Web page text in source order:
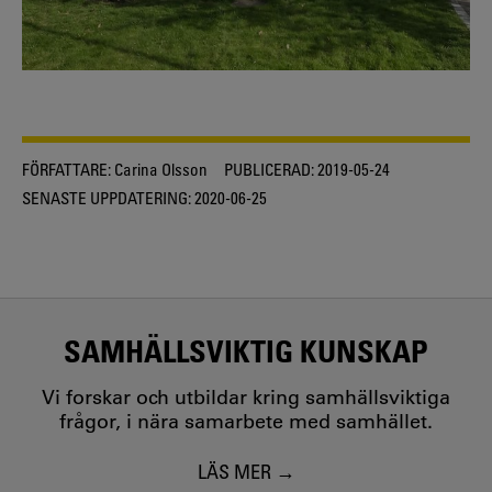
FÖRFATTARE: Carina Olsson PUBLICERAD:2019-05-24
SENASTE UPPDATERING:2020-06-25
SAMHÄLLSVIKTIG KUNSKAP
Vi forskar och utbildar kring samhällsviktiga
frågor, i nära samarbete med samhället.
LÄS MER